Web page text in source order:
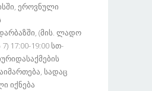
Ეროვნული
(მის. Ლადო
17:00-19:00 Სთ-
Სადაც
Იქნება